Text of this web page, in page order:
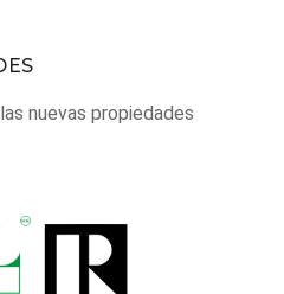
nuevas propiedades